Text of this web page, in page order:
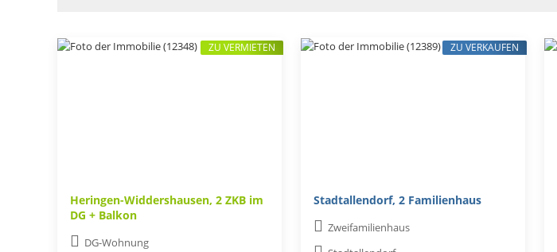
Heringen-Widdershausen, 2 ZKB im
DG + Balkon
DG-Wohnung
ZU VERMIETEN
Stadtallendorf, 2 Familienhaus
Zweifamilienhaus
ZU VERKAUFEN